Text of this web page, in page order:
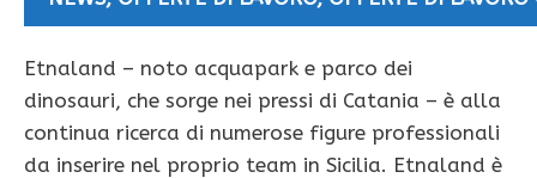
Etnaland – noto acquapark e parco dei
dinosauri, che sorge nei pressi di Catania – è alla
continua ricerca di numerose figure professionali
da inserire nel proprio team in Sicilia. Etnaland è